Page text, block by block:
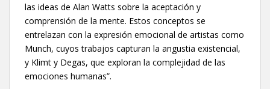
las ideas de Alan Watts sobre la aceptación y
comprensión de la mente. Estos conceptos se
entrelazan con la expresión emocional de artistas como
Munch, cuyos trabajos capturan la angustia existencial,
y Klimt y Degas, que exploran la complejidad de las
emociones humanas”.